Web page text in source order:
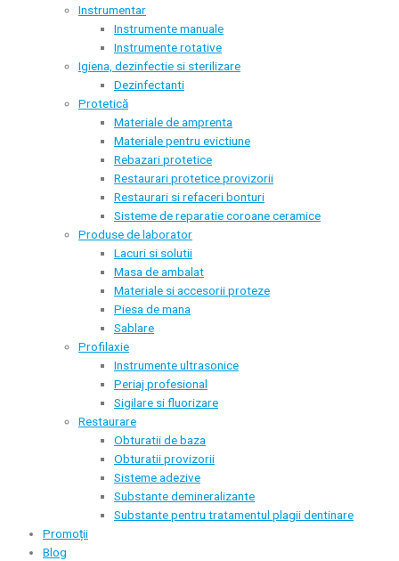
Instrumentar
Instrumente manuale
Instrumente rotative
Igiena, dezinfectie si sterilizare
Dezinfectanti
Protetică
Materiale de amprenta
Materiale pentru evictiune
Rebazari protetice
Restaurari protetice provizorii
Restaurari si refaceri bonturi
Sisteme de reparatie coroane ceramice
Produse de laborator
Lacuri si solutii
Masa de ambalat
Materiale si accesorii proteze
Piesa de mana
Sablare
Profilaxie
Instrumente ultrasonice
Periaj profesional
Sigilare si fluorizare
Restaurare
Obturatii de baza
Obturatii provizorii
Sisteme adezive
Substante demineralizante
Substante pentru tratamentul plagii dentinare
Promoții
Blog